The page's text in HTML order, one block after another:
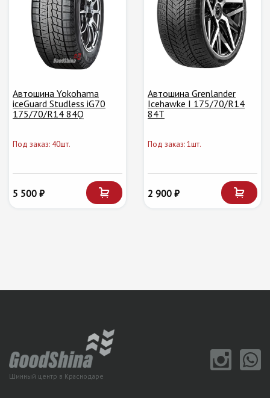
Автошина Yokohama
iceGuard Studless iG70
175/70/R14 84Q
Под заказ: 40шт.
5 500 ₽
Автошина Grenlander
Icehawke I 175/70/R14
84T
Под заказ: 1шт.
2 900 ₽
Шинный центр в Краснодаре